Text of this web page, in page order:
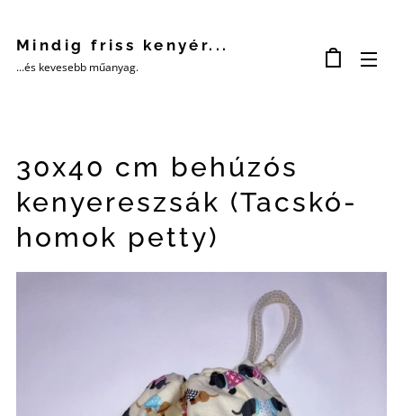
Mindig friss kenyér...
...és kevesebb műanyag.
30x40 cm behúzós
kenyereszsák (Tacskó-
homok petty)